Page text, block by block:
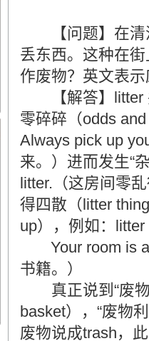
【问题】在清
丢东西。这种在
作废物？英文表
【解答】litter
零碎碎（odds
Always pick up
来。）进而发生“
litter.（这房间零
得四散（litter
up），例如：
Your room is all
书籍。）
真正说到“废物”
basket），“废物
废物说成trash，